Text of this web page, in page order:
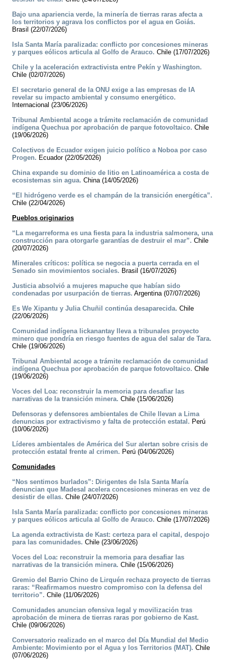
Bajo una apariencia verde, la minería de tierras raras afecta a
los territorios y agrava los conflictos por el agua en Goiás.
Brasil (22/07/2026)
Isla Santa María paralizada: conflicto por concesiones mineras
y parques eólicos articula al Golfo de Arauco. Chile (17/07/2026)
Chile y la aceleración extractivista entre Pekín y Washington.
Chile (02/07/2026)
El secretario general de la ONU exige a las empresas de IA
revelar su impacto ambiental y consumo energético.
Internacional (23/06/2026)
Tribunal Ambiental acoge a trámite reclamación de comunidad
indígena Quechua por aprobación de parque fotovoltaico. Chile
(19/06/2026)
Colectivos de Ecuador exigen juicio político a Noboa por caso
Progen. Ecuador (22/05/2026)
China expande su dominio de litio en Latinoamérica a costa de
ecosistemas sin agua. China (14/05/2026)
“El hidrógeno verde es el champán de la transición energética”.
Chile (22/04/2026)
Pueblos originarios
“La megarreforma es una fiesta para la industria salmonera, una
construcción para otorgarle garantías de destruir el mar”. Chile
(20/07/2026)
Minerales críticos: política se negocia a puerta cerrada en el
Senado sin movimientos sociales. Brasil (16/07/2026)
Justicia absolvió a mujeres mapuche que habían sido
condenadas por usurpación de tierras. Argentina (07/07/2026)
Es We Xipantu y Julia Chuñil continúa desaparecida. Chile
(22/06/2026)
Comunidad indígena lickanantay lleva a tribunales proyecto
minero que pondría en riesgo fuentes de agua del salar de Tara.
Chile (19/06/2026)
Tribunal Ambiental acoge a trámite reclamación de comunidad
indígena Quechua por aprobación de parque fotovoltaico. Chile
(19/06/2026)
Voces del Loa: reconstruir la memoria para desafiar las
narrativas de la transición minera. Chile (15/06/2026)
Defensoras y defensores ambientales de Chile llevan a Lima
denuncias por extractivismo y falta de protección estatal. Perú
(10/06/2026)
Líderes ambientales de América del Sur alertan sobre crisis de
protección estatal frente al crimen. Perú (04/06/2026)
Comunidades
“Nos sentimos burlados”: Dirigentes de Isla Santa María
denuncian que Madesal acelera concesiones mineras en vez de
desistir de ellas. Chile (24/07/2026)
Isla Santa María paralizada: conflicto por concesiones mineras
y parques eólicos articula al Golfo de Arauco. Chile (17/07/2026)
La agenda extractivista de Kast: certeza para el capital, despojo
para las comunidades. Chile (23/06/2026)
Voces del Loa: reconstruir la memoria para desafiar las
narrativas de la transición minera. Chile (15/06/2026)
Gremio del Barrio Chino de Lirquén rechaza proyecto de tierras
raras: “Reafirmamos nuestro compromiso con la defensa del
territorio”. Chile (11/06/2026)
Comunidades anuncian ofensiva legal y movilización tras
aprobación de minera de tierras raras por gobierno de Kast.
Chile (09/06/2026)
Conversatorio realizado en el marco del Día Mundial del Medio
Ambiente: Movimiento por el Agua y los Territorios (MAT). Chile
(07/06/2026)